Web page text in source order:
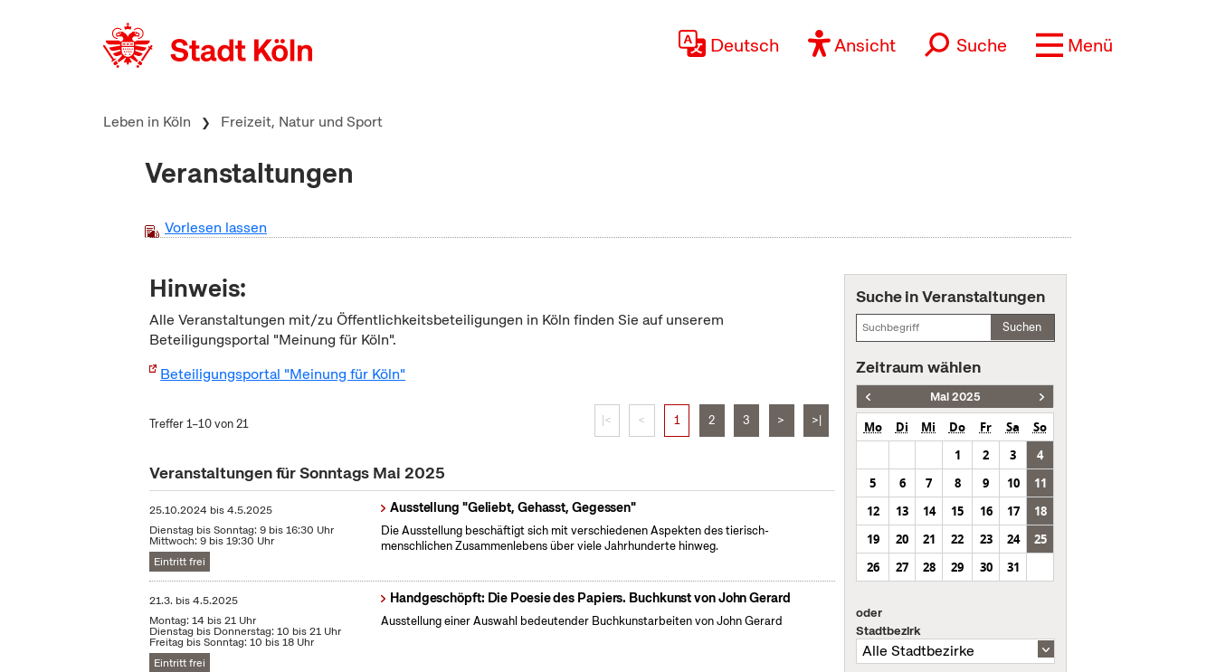
Deutsch Ansicht Suche Menü
Leben in Köln Freizeit, Natur und Sport
Veranstaltungen
Vorlesen lassen
Hinweis:
Alle Veranstaltungen mit/zu Öffentlichkeitsbeteiligungen in Köln finden Sie auf unserem
Beteiligungsportal "Meinung für Köln".
Beteiligungsportal "Meinung für Köln"
Treffer 1–10 von 21 |< < 1 2 3 > >|
Veranstaltungen für Sonntags Mai 2025
25.10.2024 bis4.5.2025
Dienstag bis Sonntag: 9 bis 16:30 Uhr
Mittwoch: 9 bis 19:30 Uhr
Eintritt frei
Ausstellung "Geliebt, Gehasst, Gegessen"
Die Ausstellung beschäftigt sich mit verschiedenen Aspekten des tierisch-
menschlichen Zusammenlebens über viele Jahrhunderte hinweg.
21.3. bis4.5.2025
Montag: 14 bis 21 Uhr
Dienstag bis Donnerstag: 10 bis 21 Uhr
Freitag bis Sonntag: 10 bis 18 Uhr
Eintritt frei
Handgeschöpft: Die Poesie des Papiers. Buchkunst von John Gerard
Ausstellung einer Auswahl bedeutender Buchkunstarbeiten von John Gerard
Suche in Veranstaltungen
Suchen
Zeitraum wählen
Mai 2025
Mo Di Mi Do Fr Sa
So
1
2 3
4
5
6 7 8 9 10
11
12
13 14 15 16 17
18
19
20 21 22 23 24
25
26
27 28 29 30 31
oder
Stadtbezirk